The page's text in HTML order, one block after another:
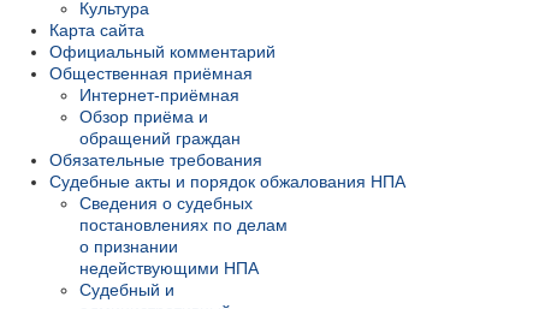
Культура
Карта сайта
Официальный комментарий
Общественная приёмная
Интернет-приёмная
Обзор приёма и
обращений граждан
Обязательные требования
Судебные акты и порядок обжалования НПА
Сведения о судебных
постановлениях по делам
о признании
недействующими НПА
Судебный и